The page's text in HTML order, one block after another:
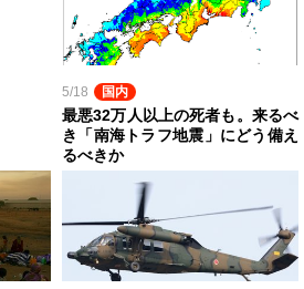
5/18 国内
最悪32万人以上の死者も。来るべ
き「南海トラフ地震」にどう備え
るべきか